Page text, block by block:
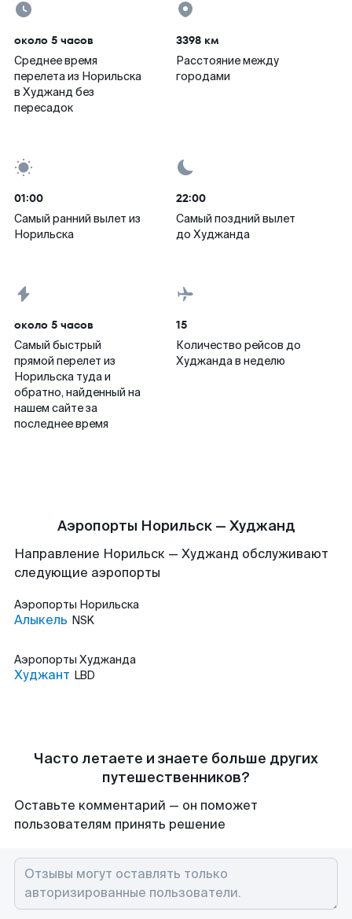
около 5 часов
Среднее время
перелета из Норильска
в Худжанд без
пересадок
3398 км
Расстояние между
городами
01:00
Самый ранний вылет из
Норильска
22:00
Самый поздний вылет
до Худжанда
около 5 часов
Самый быстрый
прямой перелет из
Норильска туда и
обратно, найденный на
нашем сайте за
последнее время
15
Количество рейсов до
Худжанда в неделю
Аэропорты Норильск — Худжанд
Направление Норильск — Худжанд обслуживают
следующие аэропорты
Аэропорты Норильска
Алыкель NSK
Аэропорты Худжанда
Худжант LBD
Часто летаете и знаете больше других
путешественников?
Оставьте комментарий — он поможет
пользователям принять решение